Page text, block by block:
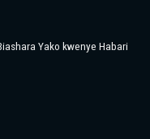
Yako kwenye Habari